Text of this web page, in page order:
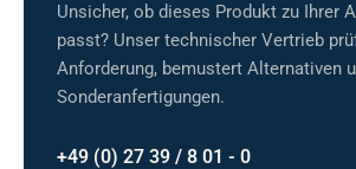
Unsicher, ob dieses Produkt zu Ihrer
passt? Unser technischer Vertrieb
Anforderung, bemustert Alternativen
Sonderanfertigungen.
+49 (0) 27 39 / 8 01 - 0